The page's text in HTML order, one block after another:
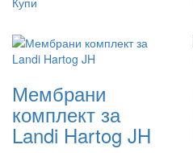
Мембрани
комплект за
Landi Hartog JH